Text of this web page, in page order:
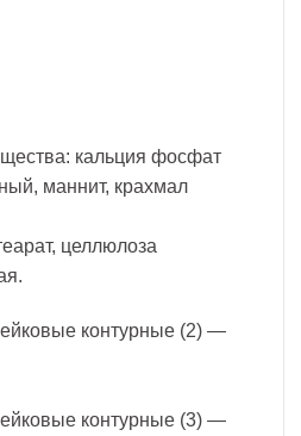
кальция фосфат
маннит, крахмал
целлюлоза
контурные (2) —
контурные (3) —